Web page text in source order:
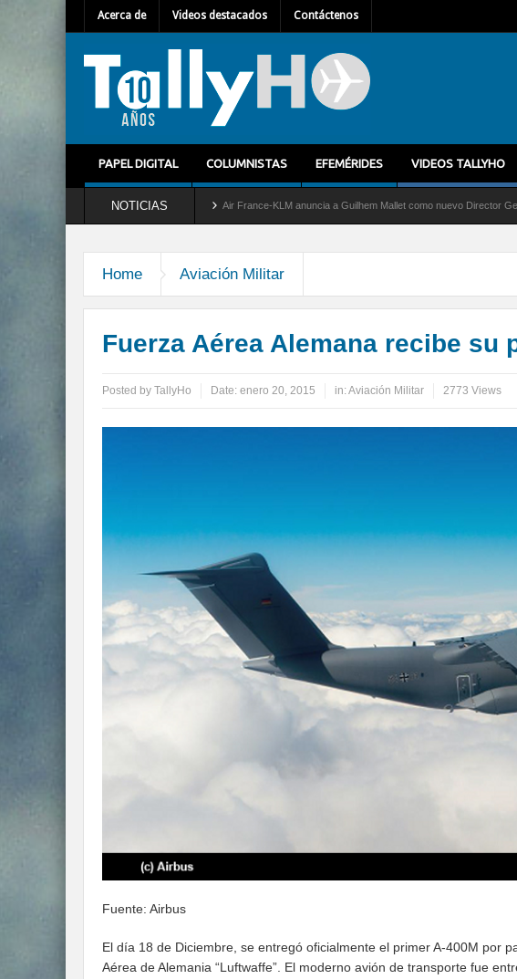
Acerca de Videos destacados Contáctenos
PAPEL DIGITAL COLUMNISTAS EFEMÉRIDES VIDEOS TALLYHO
NOTICIAS
servicio al C-2 Greyhound Air France-KLM anuncia a Guilhem Mallet como nuevo Director General para
Home Aviación Militar
Fuerza Aérea Alemana recibe su
Posted by TallyHo Date: enero 20, 2015 in:Aviación Militar 2773 Views
Fuente: Airbus
El día 18 de Diciembre, se entregó oficialmente el primer A-400M por
Aérea de Alemania “Luftwaffe”. El moderno avión de transporte fue